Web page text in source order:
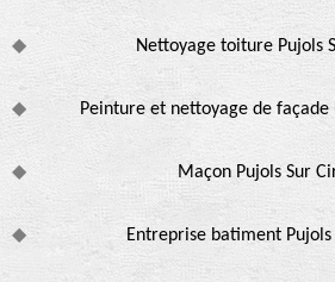
Nettoyage toiture Pujols
Peinture et nettoyage de façade
Maçon Pujols Sur
Entreprise batiment Pujols